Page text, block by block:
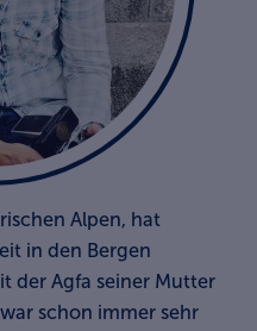
Alpen, hat
in den Bergen
der Agfa seiner Mutter
schon immer sehr